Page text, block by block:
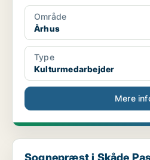
Område
Århus
Type
Kulturmedarbejder
Mere
Sognepræst i Skåde Pastorat,
Sognepræst i Skåde